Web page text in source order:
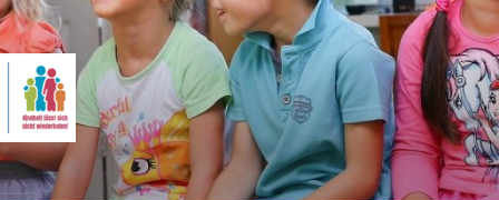
BAD